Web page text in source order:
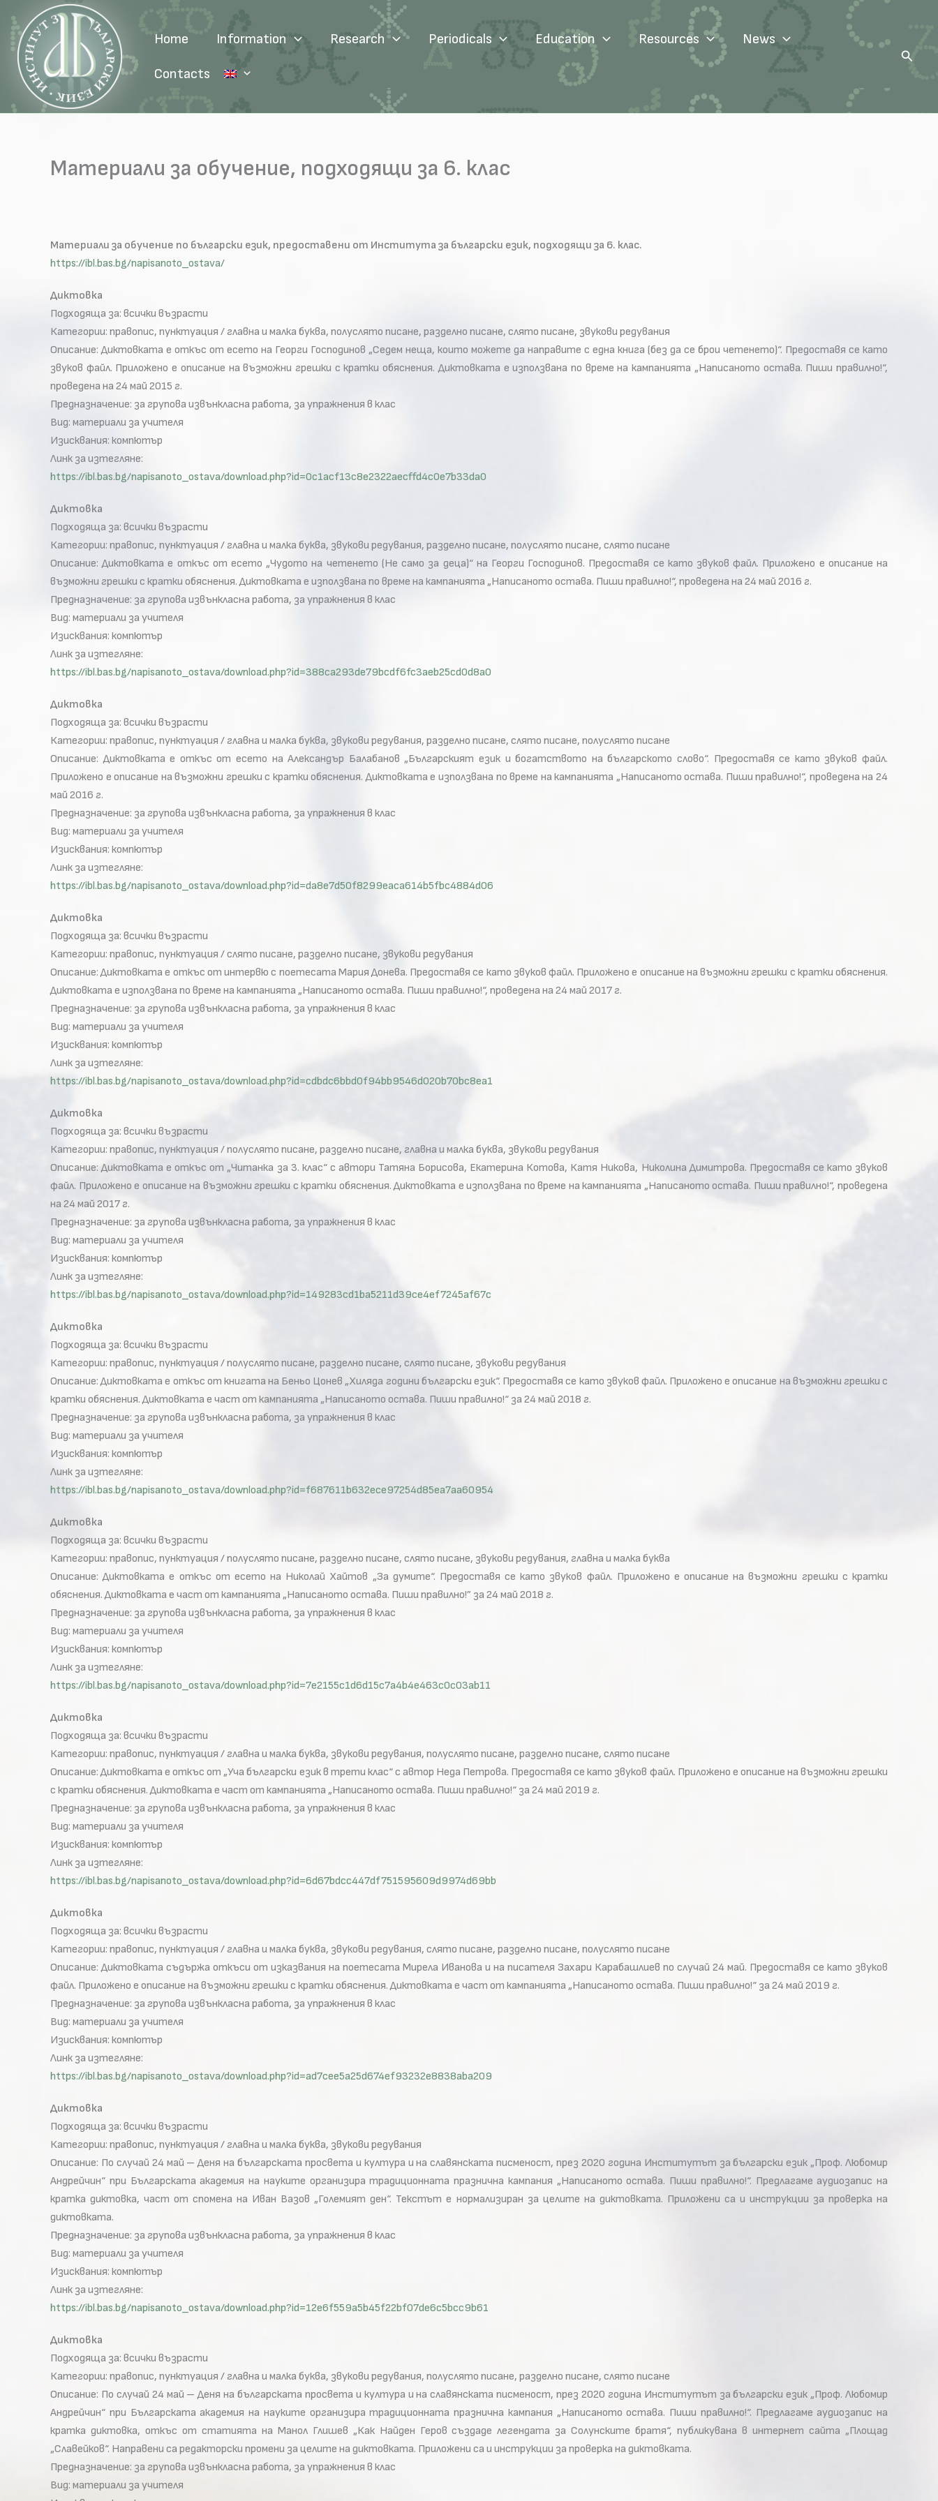
content
Home Information Research Periodicals Education Resources News
Contacts
Search
Материали за обучение, подходящи за 6. клас
Материали за обучение по български език, предоставени от Института за български език, подходящи за 6. клас.
https://ibl.bas.bg/napisanoto_ostava/
Диктовка
Подходяща за: всички възрасти
Категории: правопис, пунктуация / главна и малка буква, полуслято писане, разделно писане, слято писане, звукови редувания
Описание: Диктовката е откъс от есето на Георги Господинов „Седем неща, които можете да направите с една книга (без да се брои четенето)“. Предоставя се като
звуков файл. Прилoжено e описание на възможни грешки с кратки обяснения. Диктовката е използвана по време на кампанията „Написаното остава. Пиши правилно!“,
проведена на 24 май 2015 г.
Предназначение: за групова извънкласна работа, за упражнения в клас
Вид: материали за учителя
Изисквания: компютър
Линк за изтегляне:
https://ibl.bas.bg/napisanoto_ostava/download.php?id=0c1acf13c8e2322aecffd4c0e7b33da0
Диктовка
Подходяща за: всички възрасти
Категории: правопис, пунктуация / главна и малка буква, звукови редувания, разделно писане, полуслято писане, слято писане
Описание: Диктовката е откъс от есето „Чудото на четенето (Не само за деца)“ на Георги Господинов. Предоставя се като звуков файл. Прилoжено e описание на
възможни грешки с кратки обяснения. Диктовката е използвана по време на кампанията „Написаното остава. Пиши правилно!“, проведена на 24 май 2016 г.
Предназначение: за групова извънкласна работа, за упражнения в клас
Вид: материали за учителя
Изисквания: компютър
Линк за изтегляне:
https://ibl.bas.bg/napisanoto_ostava/download.php?id=388ca293de79bcdf6fc3aeb25cd0d8a0
Диктовка
Подходяща за: всички възрасти
Категории: правопис, пунктуация / главна и малка буква, звукови редувания, разделно писане, слято писане, полуслято писане
Описание: Диктовката е откъс от есето на Александър Балабанов „Българският език и богатството на българското слово“. Предоставя се като звуков файл.
Прилoжено e описание на възможни грешки с кратки обяснения. Диктовката е използвана по време на кампанията „Написаното остава. Пиши правилно!“, проведена на 24
май 2016 г.
Предназначение: за групова извънкласна работа, за упражнения в клас
Вид: материали за учителя
Изисквания: компютър
Линк за изтегляне:
https://ibl.bas.bg/napisanoto_ostava/download.php?id=da8e7d50f8299eaca614b5fbc4884d06
Диктовка
Подходяща за: всички възрасти
Категории: правопис, пунктуация / слято писане, разделно писане, звукови редувания
Описание: Диктовката е откъс от интервю с поетесата Мария Донева. Предоставя се като звуков файл. Приложено е описание на възможни грешки с кратки обяснения.
Диктовката е използвана по време на кампанията „Написаното остава. Пиши правилно!“, проведена на 24 май 2017 г.
Предназначение: за групова извънкласна работа, за упражнения в клас
Вид: материали за учителя
Изисквания: компютър
Линк за изтегляне:
https://ibl.bas.bg/napisanoto_ostava/download.php?id=cdbdc6bbd0f94bb9546d020b70bc8ea1
Диктовка
Подходяща за: всички възрасти
Категории: правопис, пунктуация / полуслято писане, разделно писане, главна и малка буква, звукови редувания
Описание: Диктовката е откъс от „Читанка за 3. клас“ с автори Татяна Борисова, Екатерина Котова, Катя Никова, Николина Димитрова. Предоставя се като звуков
файл. Приложено е описание на възможни грешки с кратки обяснения. Диктовката е използвана по време на кампанията „Написаното остава. Пиши правилно!“, проведена
на 24 май 2017 г.
Предназначение: за групова извънкласна работа, за упражнения в клас
Вид: материали за учителя
Изисквания: компютър
Линк за изтегляне:
https://ibl.bas.bg/napisanoto_ostava/download.php?id=149283cd1ba5211d39ce4ef7245af67c
Диктовка
Подходяща за: всички възрасти
Категории: правопис, пунктуация / полуслято писане, разделно писане, слято писане, звукови редувания
Описание: Диктовката е откъс от книгата на Беньо Цонев „Хиляда години български език“. Предоставя се като звуков файл. Приложено е описание на възможни грешки с
кратки обяснения. Диктовката е част от кампанията „Написаното остава. Пиши правилно!“ за 24 май 2018 г.
Предназначение: за групова извънкласна работа, за упражнения в клас
Вид: материали за учителя
Изисквания: компютър
Линк за изтегляне:
https://ibl.bas.bg/napisanoto_ostava/download.php?id=f687611b632ece97254d85ea7aa60954
Диктовка
Подходяща за: всички възрасти
Категории: правопис, пунктуация / полуслято писане, разделно писане, слято писане, звукови редувания, главна и малка буква
Описание: Диктовката е откъс от есето на Николай Хайтов „За думите“. Предоставя се като звуков файл. Приложено е описание на възможни грешки с кратки
обяснения. Диктовката е част от кампанията „Написаното остава. Пиши правилно!” за 24 май 2018 г.
Предназначение: за групова извънкласна работа, за упражнения в клас
Вид: материали за учителя
Изисквания: компютър
Линк за изтегляне:
https://ibl.bas.bg/napisanoto_ostava/download.php?id=7e2155c1d6d15c7a4b4e463c0c03ab11
Диктовка
Подходяща за: всички възрасти
Категории: правопис, пунктуация / главна и малка буква, звукови редувания, полуслято писане, разделно писане, слято писане
Описание: Диктовката е откъс от „Уча български език в трети клас“ с автор Неда Петрова. Предоставя се като звуков файл. Приложено е описание на възможни грешки
с кратки обяснения. Диктовката е част от кампанията „Написаното остава. Пиши правилно!“ за 24 май 2019 г.
Предназначение: за групова извънкласна работа, за упражнения в клас
Вид: материали за учителя
Изисквания: компютър
Линк за изтегляне:
https://ibl.bas.bg/napisanoto_ostava/download.php?id=6d67bdcc447df751595609d9974d69bb
Диктовка
Подходяща за: всички възрасти
Категории: правопис, пунктуация / главна и малка буква, звукови редувания, слято писане, разделно писане, полуслято писане
Описание: Диктовката съдържа откъси от изказвания на поетесата Мирела Иванова и на писателя Захари Карабашлиев по случай 24 май. Предоставя се като звуков
файл. Приложено е описание на възможни грешки с кратки обяснения. Диктовката е част от кампанията „Написаното остава. Пиши правилно!“ за 24 май 2019 г.
Предназначение: за групова извънкласна работа, за упражнения в клас
Вид: материали за учителя
Изисквания: компютър
Линк за изтегляне:
https://ibl.bas.bg/napisanoto_ostava/download.php?id=ad7cee5a25d674ef93232e8838aba209
Диктовка
Подходяща за: всички възрасти
Категории: правопис, пунктуация / главна и малка буква, звукови редувания
Описание: По случай 24 май – Деня на българската просвета и култура и на славянската писменост, през 2020 година Институтът за български език „Проф. Любомир
Андрейчин“ при Българската академия на науките организира традиционната празнична кампания „Написаното остава. Пиши правилно!“. Предлагаме аудиозапис на
кратка диктовка, част от спомена на Иван Вазов „Големият ден“. Текстът е нормализиран за целите на диктовката. Приложени са и инструкции за проверка на
диктовката.
Предназначение: за групова извънкласна работа, за упражнения в клас
Вид: материали за учителя
Изисквания: компютър
Линк за изтегляне:
https://ibl.bas.bg/napisanoto_ostava/download.php?id=12e6f559a5b45f22bf07de6c5bcc9b61
Диктовка
Подходяща за: всички възрасти
Категории: правопис, пунктуация / главна и малка буква, звукови редувания, полуслято писане, разделно писане, слято писане
Описание: По случай 24 май – Деня на българската просвета и култура и на славянската писменост, през 2020 година Институтът за български език „Проф. Любомир
Андрейчин“ при Българската академия на науките организира традиционната празнична кампания „Написаното остава. Пиши правилно!“. Предлагаме аудиозапис на
кратка диктовка, откъс от статията на Манол Глишев „Как Найден Геров създаде легендата за Солунските братя“, публикувана в интернет сайта „Площад
„Славейков“. Направени са редакторски промени за целите на диктовката. Приложени са и инструкции за проверка на диктовката.
Предназначение: за групова извънкласна работа, за упражнения в клас
Вид: материали за учителя